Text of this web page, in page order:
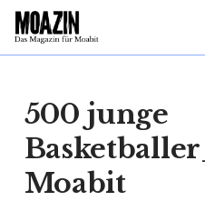
EINLOGGEN
500 junge
Moabit